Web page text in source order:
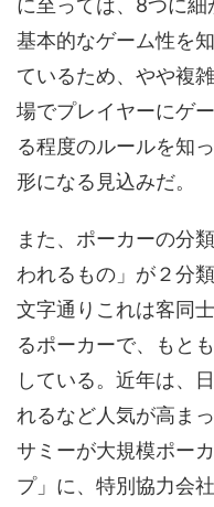
に至っては、8つに細
基本的なゲーム性を
ているため、やや複
場でプレイヤーにゲ
る程度のルールを知
形になる見込みだ。
また、ポーカーの分
われるもの」が２分
文字通りこれは客同
るポーカーで、もと
している。近年は、
れるなど人気が高ま
サミーが大規模ポー
プ」に、特別協力会